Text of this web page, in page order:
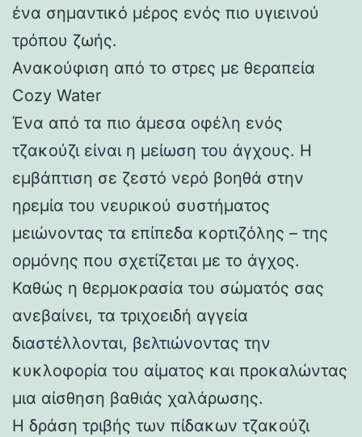
ένα σημαντικό μέρος ενός πιο υγιεινού
τρόπου ζωής.
Ανακούφιση από το στρες με θεραπεία
Cozy Water
Ένα από τα πιο άμεσα οφέλη ενός
τζακούζι είναι η μείωση του άγχους. Η
εμβάπτιση σε ζεστό νερό βοηθά στην
ηρεμία του νευρικού συστήματος
μειώνοντας τα επίπεδα κορτιζόλης – της
ορμόνης που σχετίζεται με το άγχος.
Καθώς η θερμοκρασία του σώματός σας
ανεβαίνει, τα τριχοειδή αγγεία
διαστέλλονται, βελτιώνοντας την
κυκλοφορία του αίματος και προκαλώντας
μια αίσθηση βαθιάς χαλάρωσης.
Η δράση τριβής των πίδακων τζακούζι